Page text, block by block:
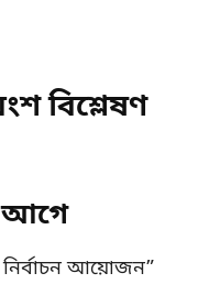
বিশ্লেষণ
আগে
আয়োজন”